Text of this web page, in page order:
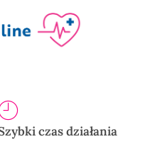
czas działania